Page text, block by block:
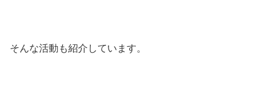
そんな活動も紹介しています。